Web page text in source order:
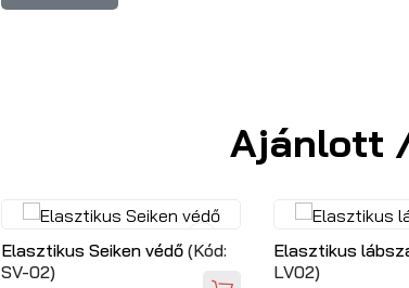
Ajánlott
Elasztikus Seiken védő (Kód:
SV-02)
Elasztikus
LV02)